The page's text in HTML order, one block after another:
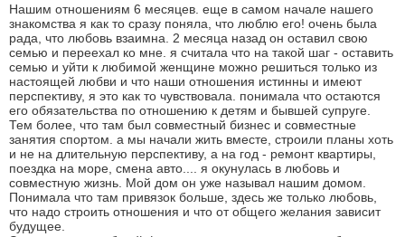
Нашим отношениям 6 месяцев. еще в самом начале нашего
знакомства я как то сразу поняла, что люблю его! очень была
рада, что любовь взаимна. 2 месяца назад он оставил свою
семью и переехал ко мне. я считала что на такой шаг - оставить
семью и уйти к любимой женщине можно решиться только из
настоящей любви и что наши отношения истинны и имеют
перспективу, я это как то чувствовала. понимала что остаются
его обязательства по отношению к детям и бывшей супруге.
Тем более, что там был совместный бизнес и совместные
занятия спортом. а мы начали жить вместе, строили планы хоть
и не на длительную перспективу, а на год - ремонт квартиры,
поездка на море, смена авто.... я окунулась в любовь и
совместную жизнь. Мой дом он уже называл нашим домом.
Понимала что там привязок больше, здесь же только любовь,
что надо строить отношения и что от общего желания зависит
будущее.